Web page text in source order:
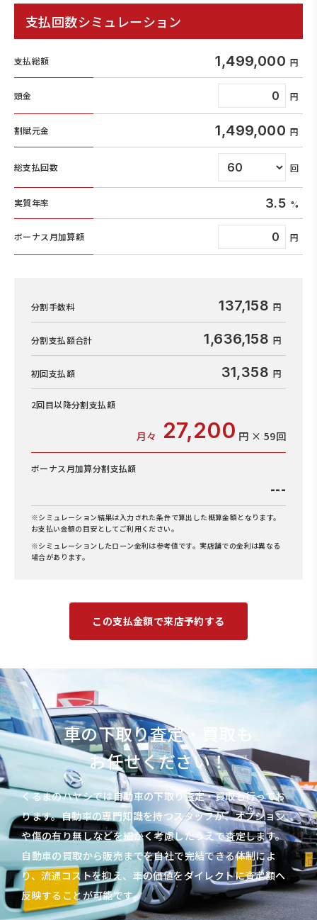
支払回数シミュレーション
支払総額 1,499,000
頭金
割賦元金 1,499,000
総支払回数
実質年率 3.5
ボーナス月加算額
分割手数料 137,158
分割支払額合計 1,636,158
初回支払額 31,358
2回目以降分割支払額
月々 27,200 円 × 59回
ボーナス月加算分割支払額
---
※シミュレーション結果は入力された条件で算出した概算金額となります。
お支払い金額の目安としてご利用ください。
※シミュレーションしたローン金利は参考値です。実店舗での金利は異なる
場合があります。
この支払金額で来店予約する
車の下取り査定・買取も
お任せください！
くるまのハヤシでは自動車の下取り査定・買取も行ってお
ります。自動車の専門知識を持つスタッフが、オプション
や傷の有り無しなどを細かく考慮したうえで査定します。
自動車の買取から販売までを自社で完結できる体制によ
り、流通コストを抑え、車の価値をダイレクトに査定額へ
反映することが可能です。